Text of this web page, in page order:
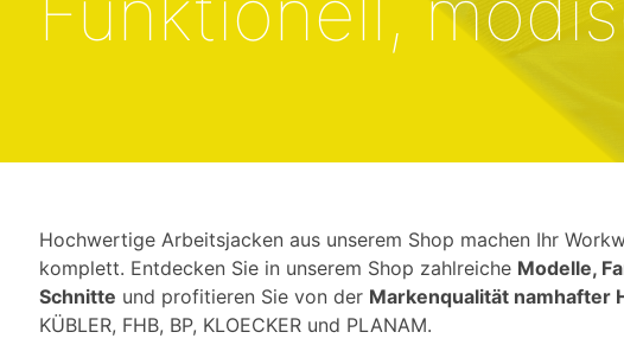
Hochwertige Arbeitsjacken aus unserem Shop machen Ihr
komplett. Entdecken Sie in unserem Shop zahlreiche Modelle,
Schnitte und profitieren Sie von der Markenqualität namhafter
KÜBLER, FHB, BP, KLOECKER und PLANAM.